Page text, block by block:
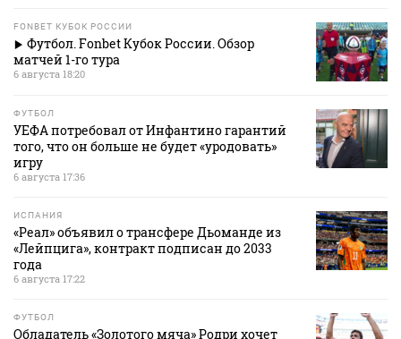
FONBET КУБОК РОССИИ
Футбол. Fonbet Кубок России. Обзор
матчей 1-го тура
6 августа 18:20
ФУТБОЛ
УЕФА потребовал от Инфантино гарантий
того, что он больше не будет «уродовать»
игру
6 августа 17:36
ИСПАНИЯ
«Реал» объявил о трансфере Дьоманде из
«Лейпцига», контракт подписан до 2033
года
6 августа 17:22
ФУТБОЛ
Обладатель «Золотого мяча» Родри хочет